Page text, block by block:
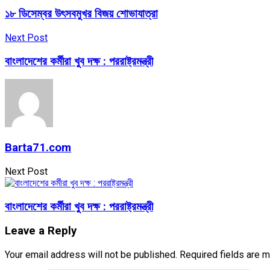
১৮ ডিসেম্বর উৎসবমুখর বিজয় শোভাযাত্রা
Next Post
বাংলাদেশের কর্মীরা খুব দক্ষ : পররাষ্ট্রমন্ত্রী
Barta71.com
Next Post
বাংলাদেশের কর্মীরা খুব দক্ষ : পররাষ্ট্রমন্ত্রী
Leave a Reply
Your email address will not be published. Required fields are